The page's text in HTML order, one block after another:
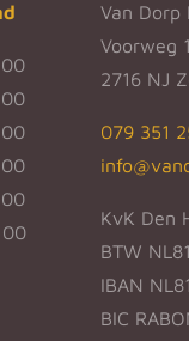
Van Dorp
Voorweg
2716 NJ
079 351
KvK Den
BTW
IBAN
BIC